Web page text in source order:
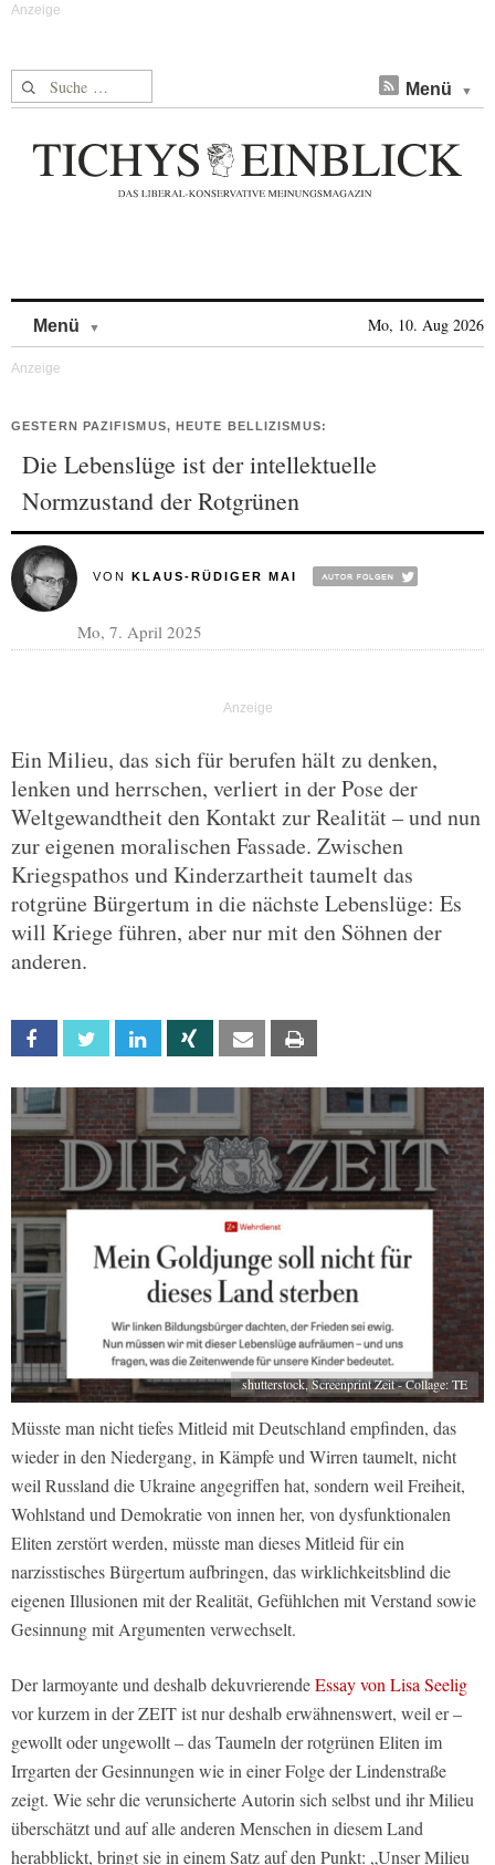
Suche nach: Menü
Menü Mo, 10. Aug 2026
GESTERN PAZIFISMUS, HEUTE BELLIZISMUS:
Die Lebenslüge ist der intellektuelle
Normzustand der Rotgrünen
VON KLAUS-RÜDIGER MAI
Mo, 7. April 2025
Ein Milieu, das sich für berufen hält zu denken,
lenken und herrschen, verliert in der Pose der
Weltgewandtheit den Kontakt zur Realität – und nun
zur eigenen moralischen Fassade. Zwischen
Kriegspathos und Kinderzartheit taumelt das
rotgrüne Bürgertum in die nächste Lebenslüge: Es
will Kriege führen, aber nur mit den Söhnen der
anderen.
Facebook Twitter Linkedin Xing Email
shutterstock, Screenprint Zeit - Collage: TE
Müsste man nicht tiefes Mitleid mit Deutschland empfinden, das
wieder in den Niedergang, in Kämpfe und Wirren taumelt, nicht
weil Russland die Ukraine angegriffen hat, sondern weil Freiheit,
Wohlstand und Demokratie von innen her, von dysfunktionalen
Eliten zerstört werden, müsste man dieses Mitleid für ein
narzisstisches Bürgertum aufbringen, das wirklichkeitsblind die
eigenen Illusionen mit der Realität, Gefühlchen mit Verstand sowie
Gesinnung mit Argumenten verwechselt.
Der larmoyante und deshalb dekuvrierendeEssay von Lisa Seelig
vor kurzem in der ZEIT ist nur deshalb erwähnenswert, weil er –
gewollt oder ungewollt – das Taumeln der rotgrünen Eliten im
Irrgarten der Gesinnungen wie in einer Folge der Lindenstraße
zeigt. Wie sehr die verunsicherte Autorin sich selbst und ihr Milieu
überschätzt und auf alle anderen Menschen in diesem Land
herabblickt, bringt sie in einem Satz auf den Punkt: „Unser Milieu